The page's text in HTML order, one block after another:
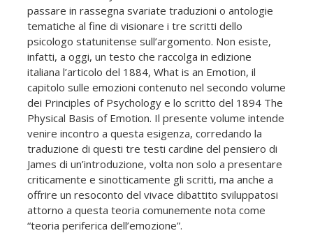
passare in rassegna svariate traduzioni o antologie
tematiche al fine di visionare i tre scritti dello
psicologo statunitense sull’argomento. Non esiste,
infatti, a oggi, un testo che raccolga in edizione
italiana l’articolo del 1884, What is an Emotion, il
capitolo sulle emozioni contenuto nel secondo volume
dei Principles of Psychology e lo scritto del 1894 The
Physical Basis of Emotion. Il presente volume intende
venire incontro a questa esigenza, corredando la
traduzione di questi tre testi cardine del pensiero di
James di un’introduzione, volta non solo a presentare
criticamente e sinotticamente gli scritti, ma anche a
offrire un resoconto del vivace dibattito sviluppatosi
attorno a questa teoria comunemente nota come
“teoria periferica dell’emozione”.